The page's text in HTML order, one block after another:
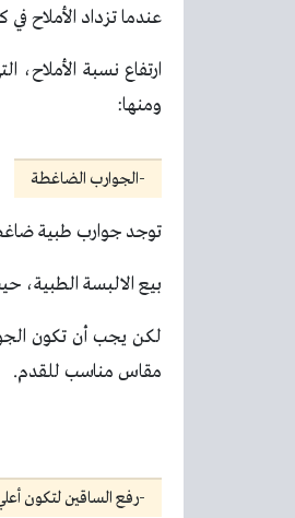
عندما تزداد الأملاح
ارتفاع نسبة
ومنها:
-الجوارب الضاغطة
توجد جوارب طبية
بيع الالبسة الطبية،
لكن يجب أن تكون
مقاس مناسب للقدم.
-رفع الساقين لتكون